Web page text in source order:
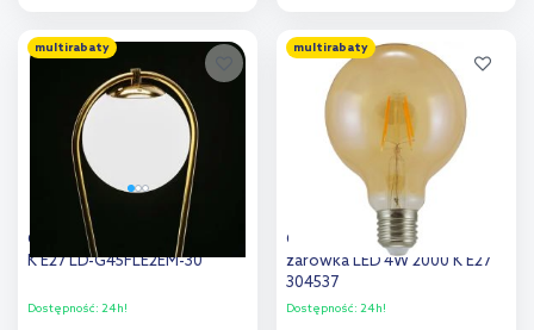
Dodaj do
porównania
Dodaj do
porównania
multirabaty
GTV żarówka LED 1x2 W 3000
K E27 LD-G45FLE2EM-30
Dostępność: 24h!
multirabaty
Goldlux VintageAmber
żarówka LED 4W 2000 K E27
304537
Dostępność: 24h!